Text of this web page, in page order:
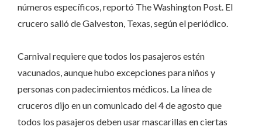
números específicos, reportó The Washington Post. El
crucero salió de Galveston, Texas, según el periódico.
Carnival requiere que todos los pasajeros estén
vacunados, aunque hubo excepciones para niños y
personas con padecimientos médicos. La línea de
cruceros dijo en un comunicado del 4 de agosto que
todos los pasajeros deben usar mascarillas en ciertas